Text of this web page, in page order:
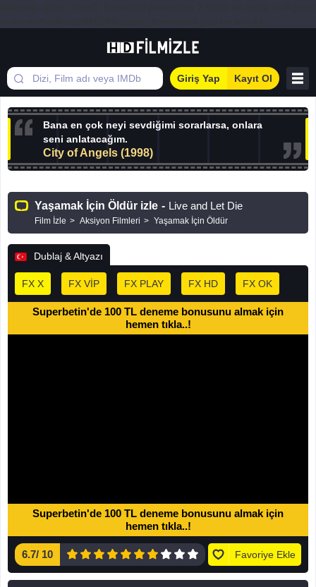
Giriş Yap Kayıt Ol
Bana en çok neyi sevdiğimi sorarlarsa, onlara
seni anlatacağım.
City of Angels (1998)
Yaşamak İçin Öldür izle - Live and Let Die
Film İzle Aksiyon Filmleri Yaşamak İçin Öldür
Dublaj & Altyazı
FX X FX VİP FX PLAY FX HD FX OK
Superbetin'de 100 TL deneme bonusunu almak için
hemen tıkla..!
Superbetin'de 100 TL deneme bonusunu almak için
hemen tıkla..!
6.7/ 10 Favoriye Ekle